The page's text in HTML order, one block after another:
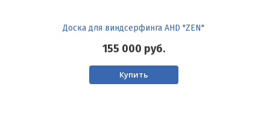
Доска для виндсерфинга AHD "ZEN"
155 000 руб.
Купить